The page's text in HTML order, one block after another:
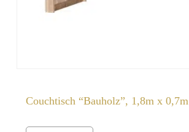
Couchtisch “Bauholz”, 1,8m x 0,7m